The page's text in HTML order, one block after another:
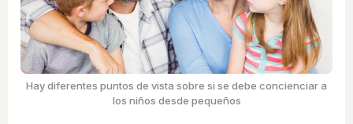
Hay diferentes puntos de vista sobre si se debe concienciar a
los niños desde pequeños